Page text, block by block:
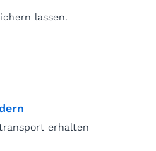
lassen.
erhalten